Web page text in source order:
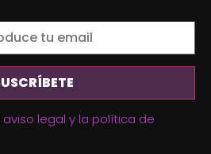
aviso legal y la política de